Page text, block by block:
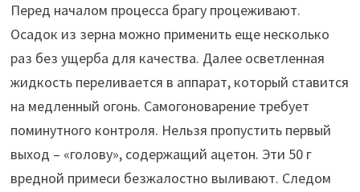
Перед началом процесса брагу процеживают.
Осадок из зерна можно применить еще несколько
раз без ущерба для качества. Далее осветленная
жидкость переливается в аппарат, который ставится
на медленный огонь. Самогоноварение требует
поминутного контроля. Нельзя пропустить первый
выход – «голову», содержащий ацетон. Эти 50 г
вредной примеси безжалостно выливают. Следом